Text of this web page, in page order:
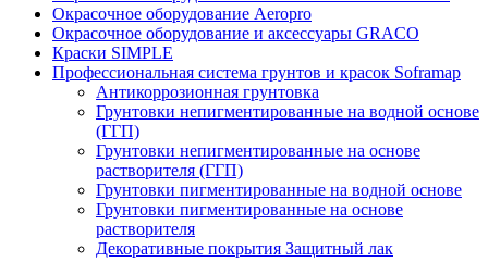
Окрасочное оборудование Aeropro
Окрасочное оборудование и аксессуары GRACO
Краски SIMPLE
Профессиональная система грунтов и красок Soframap
Антикоррозионная грунтовка
Грунтовки непигментированные на водной основе
(ГГП)
Грунтовки непигментированные на основе
растворителя (ГГП)
Грунтовки пигментированные на водной основе
Грунтовки пигментированные на основе
растворителя
Декоративные покрытия Защитный лак